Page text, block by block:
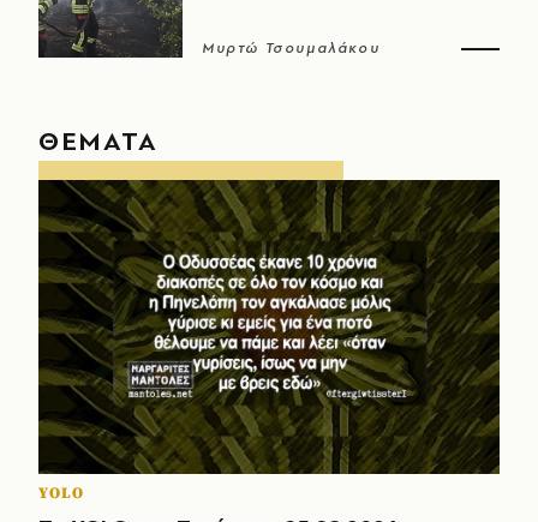
Μυρτώ Τσουμαλάκου
ΘΕΜΑΤΑ
YOLO